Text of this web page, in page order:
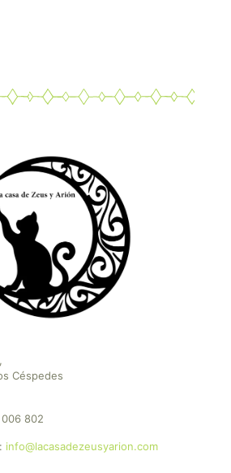
Céspedes
802
info@lacasadezeusyarion.com